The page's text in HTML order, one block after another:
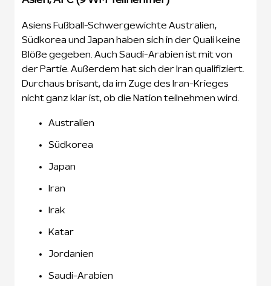
Asiens Fußball-Schwergewichte Australien,
Südkorea und Japan haben sich in der Quali keine
Blöße gegeben. Auch Saudi-Arabien ist mit von
der Partie. Außerdem hat sich der Iran qualifiziert.
Durchaus brisant, da im Zuge des Iran-Krieges
nicht ganz klar ist, ob die Nation teilnehmen wird.
Australien
Südkorea
Japan
Iran
Irak
Katar
Jordanien
Saudi-Arabien